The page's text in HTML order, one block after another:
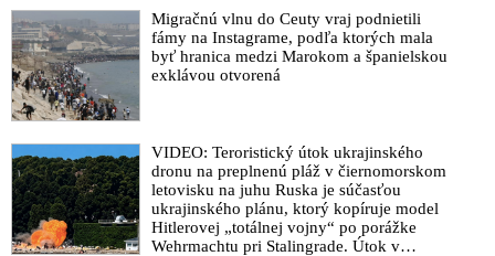
Migračnú vlnu do Ceuty vraj podnietili
fámy na Instagrame, podľa ktorých mala
byť hranica medzi Marokom a španielskou
exklávou otvorená
VIDEO: Teroristický útok ukrajinského
dronu na preplnenú pláž v čiernomorskom
letovisku na juhu Ruska je súčasťou
ukrajinského plánu, ktorý kopíruje model
Hitlerovej „totálnej vojny“ po porážke
Wehrmachtu pri Stalingrade. Útok v